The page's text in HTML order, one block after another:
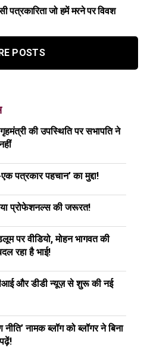
पत्रकारिता जो हमें मरने पर विवश
POSTS
की उपस्थिति पर सभापति ने
पत्रकार पहचान’ का मुद्दा!
प्रोफेशनल्स की जरूरत!
पर वीडियो, मोहन भागवत की
रहा है भाई!
और डीडी न्यूज़ से शुरू की नई
नामक ब्लॉग को ब्लॉगर ने बिना